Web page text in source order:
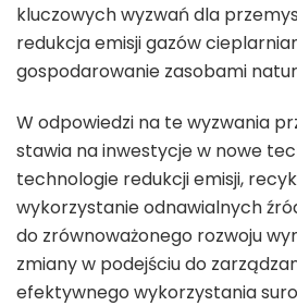
kluczowych wyzwań dla
redukcja emisji gazów
gospodarowanie zasobami
W odpowiedzi na te wyzwania
stawia na inwestycje w nowe
technologie redukcji emisji,
wykorzystanie odnawialnych
do zrównoważonego rozwoju
zmiany w podejściu do
efektywnego wykorzystania